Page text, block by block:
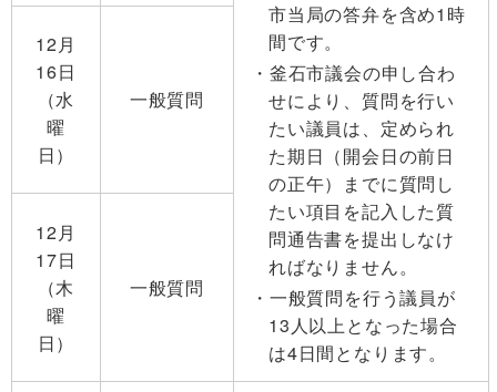
市当局の答弁を含め1時
間です。
釜石市議会の申し合わ
せにより、質問を行い
たい議員は、定められ
た期日（開会日の前日
の正午）までに質問し
たい項目を記入した質
問通告書を提出しなけ
ればなりません。
一般質問を行う議員が
13人以上となった場合
は4日間となります。
12月
16日
（水
曜
日）
一般質問
12月
17日
（木
曜
日）
一般質問